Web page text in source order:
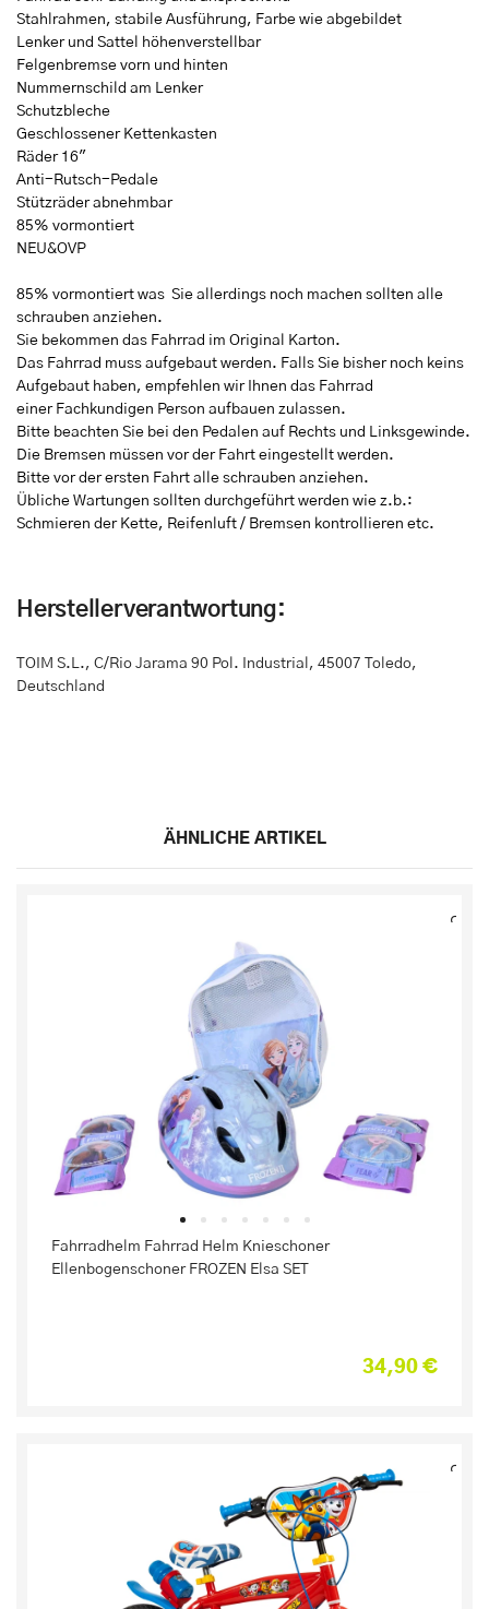
Stahlrahmen, stabile Ausführung, Farbe wie abgebildet
Lenker und Sattel höhenverstellbar
Felgenbremse vorn und hinten
Nummernschild am Lenker
Schutzbleche
Geschlossener Kettenkasten
Räder 16"
Anti-Rutsch-Pedale
Stützräder abnehmbar
85% vormontiert
NEU&OVP
85% vormontiert was Sie allerdings noch machen sollten alle
schrauben anziehen.
Sie bekommen das Fahrrad im Original Karton.
Das Fahrrad muss aufgebaut werden. Falls Sie bisher noch keins
Aufgebaut haben, empfehlen wir Ihnen das Fahrrad
einer Fachkundigen Person aufbauen zulassen.
Bitte beachten Sie bei den Pedalen auf Rechts und Linksgewinde.
Die Bremsen müssen vor der Fahrt eingestellt werden.
Bitte vor der ersten Fahrt alle schrauben anziehen.
Übliche Wartungen sollten durchgeführt werden wie z.b.:
Schmieren der Kette, Reifenluft / Bremsen kontrollieren etc.
Herstellerverantwortung:
TOIM S.L., C/Rio Jarama 90 Pol. Industrial , 45007 Toledo,
Deutschland
ÄHNLICHE ARTIKEL
Fahrradhelm Fahrrad Helm Knieschoner
Ellenbogenschoner FROZEN Elsa SET
34,90 €